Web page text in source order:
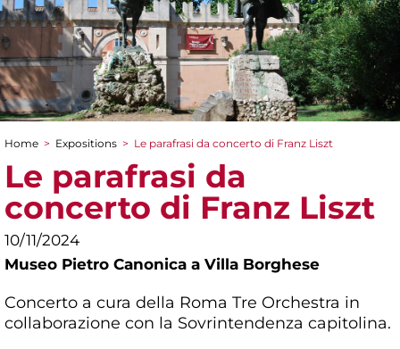
You are here
Home > Expositions > Le parafrasi da concerto di Franz Liszt
Le parafrasi da
concerto di Franz Liszt
10/11/2024
Museo Pietro Canonica a Villa Borghese
Concerto a cura della Roma Tre Orchestra in
collaborazione con la Sovrintendenza capitolina.